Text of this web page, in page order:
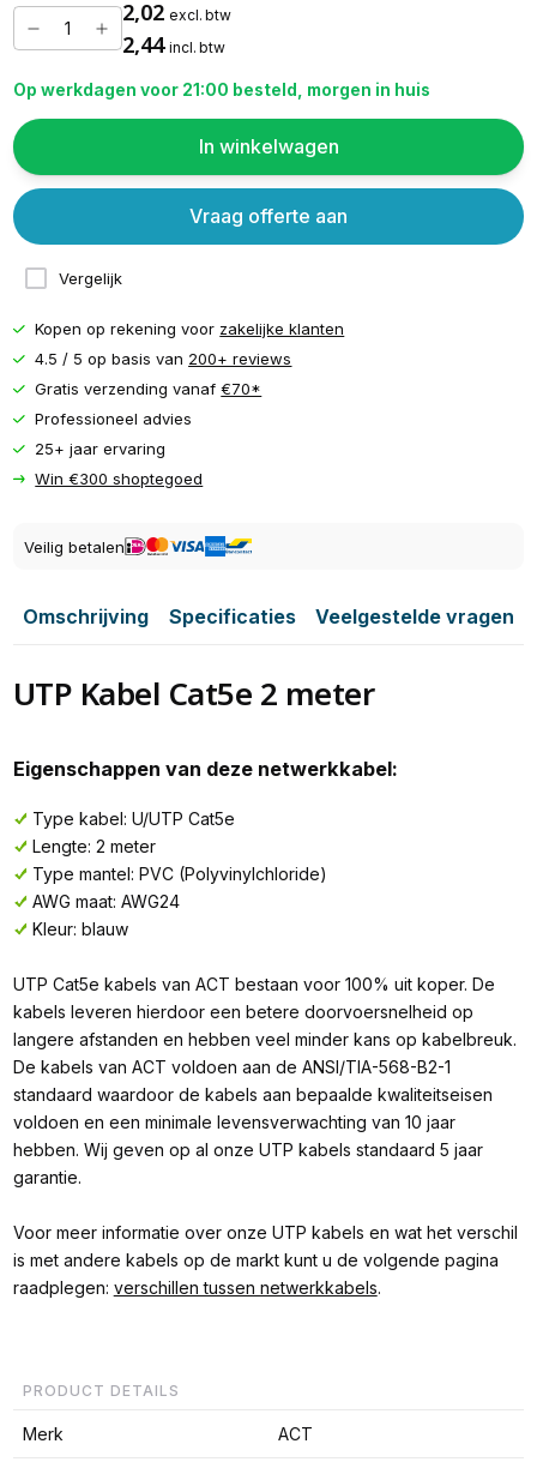
2,02 excl. btw
2,44 incl. btw
Op werkdagen voor 21:00 besteld, morgen in huis
In winkelwagen
Vergelijk
Vraag offerte aan
Kopen op rekening voor zakelijke klanten
4.5 / 5 op basis van 200+ reviews
Gratis verzending vanaf€70*
Professioneel advies
25+ jaar ervaring
Win €300 shoptegoed
Veilig betalen
Omschrijving Specificaties Veelgestelde vragen
UTP Kabel Cat5e 2 meter
Eigenschappen van deze netwerkkabel:
Type kabel: U/UTP Cat5e
Lengte: 2 meter
Type mantel: PVC (Polyvinylchloride)
AWG maat: AWG24
Kleur: blauw
UTP Cat5e kabels van ACT bestaan voor 100% uit koper. De
kabels leveren hierdoor een betere doorvoersnelheid op
langere afstanden en hebben veel minder kans op kabelbreuk.
De kabels van ACT voldoen aan de ANSI/TIA-568-B2-1
standaard waardoor de kabels aan bepaalde kwaliteitseisen
voldoen en een minimale levensverwachting van 10 jaar
hebben. Wij geven op al onze UTP kabels standaard 5 jaar
garantie.
Voor meer informatie over onze UTP kabels en wat het verschil
is met andere kabels op de markt kunt u de volgende pagina
raadplegen: verschillen tussen netwerkkabels.
PRODUCT DETAILS
Merk ACT